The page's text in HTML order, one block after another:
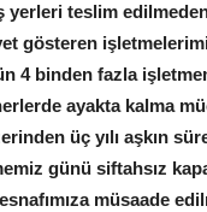
yerleri teslim
gösteren
4 binden fazla
ayakta kalma
üç yılı aşkın
günü siftahsız
müsaade